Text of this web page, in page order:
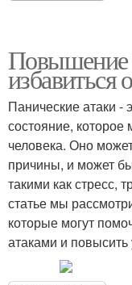
Повышение
избавиться
Панические атаки -
состояние,
человека. Оно
причины, и может
такими как стресс,
статье мы
которые могут
атаками и